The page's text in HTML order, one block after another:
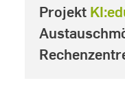
Projekt